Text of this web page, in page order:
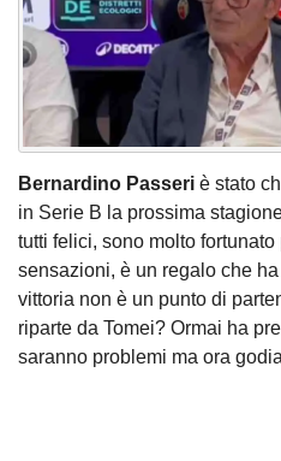
Bernardino Passeri è stato
in Serie B la prossima
tutti felici, sono molto
sensazioni, è un regalo che
vittoria non è un punto di
riparte da Tomei? Ormai ha
saranno problemi ma ora